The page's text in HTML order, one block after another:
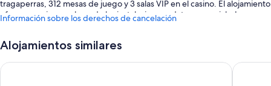
tragaperras, 312 mesas de juego y 3 salas VIP en el casino. El alojamiento
ofrece masajes en el spa de las instalaciones, ¡date un capricho!
Estos son otros servicios:
Información sobre los derechos de cancelación
Alojamientos similares
Novotel Sydney on Darling Harbour The